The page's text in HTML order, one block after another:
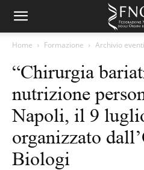
Home Formazione Archivio eventi
“Chirurgia
nutrizione
Napoli, il 9
organizzato
Biologi